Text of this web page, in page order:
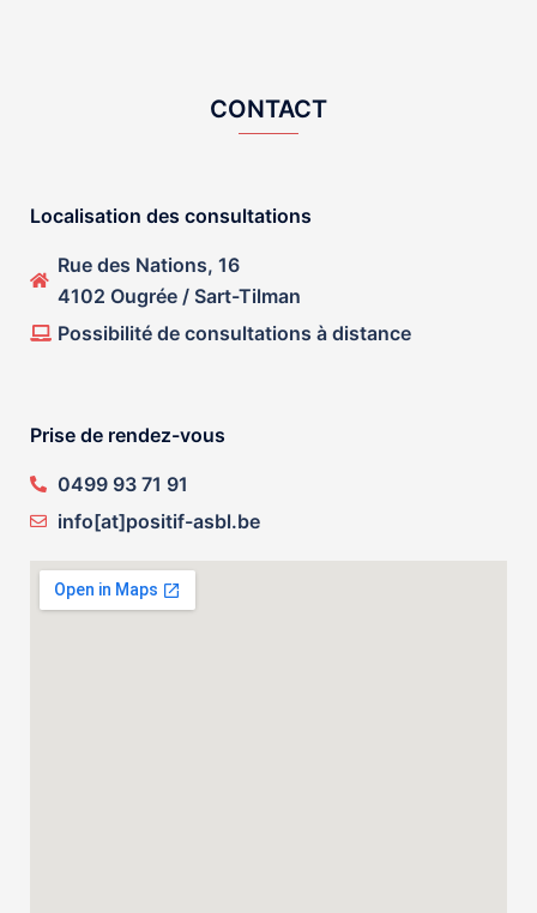
CONTACT
Localisation des consultations
Rue des Nations, 16
4102 Ougrée / Sart-Tilman
Possibilité de consultations à distance
Prise de rendez-vous
0499 93 71 91
info[at]positif-asbl.be